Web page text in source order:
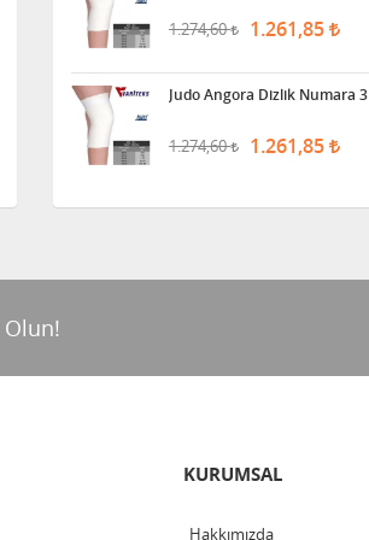
1.274,60 1.261,85
Judo Angora Dizlik Numara 3
1.274,60 1.261,85
KURUMSAL
Hakkımızda